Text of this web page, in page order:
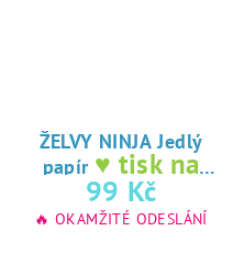
ŽELVY NINJA Jedlý
papír ♥ tisk na
jedlý papír
99 Kč
🔥 OKAMŽITÉ ODESLÁNÍ